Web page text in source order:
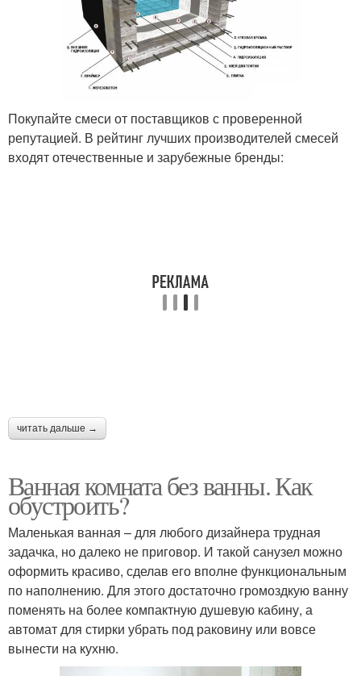
Покупайте смеси от поставщиков с проверенной
репутацией. В рейтинг лучших производителей смесей
входят отечественные и зарубежные бренды:
читать дальше →
Ванная комната без ванны. Как
обустроить?
Маленькая ванная – для любого дизайнера трудная
задачка, но далеко не приговор. И такой санузел можно
оформить красиво, сделав его вполне функциональным
по наполнению. Для этого достаточно громоздкую ванну
поменять на более компактную душевую кабину, а
автомат для стирки убрать под раковину или вовсе
вынести на кухню.